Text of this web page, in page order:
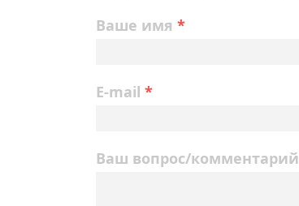
Ваше имя *
E-mail *
Ваш вопрос/комментарий